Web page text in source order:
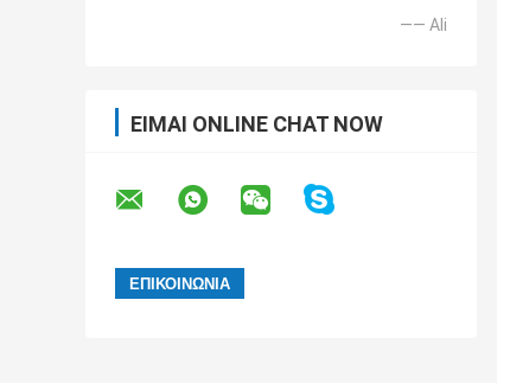
—— Ali
ΕΊΜΑΙ ONLINE CHAT NOW